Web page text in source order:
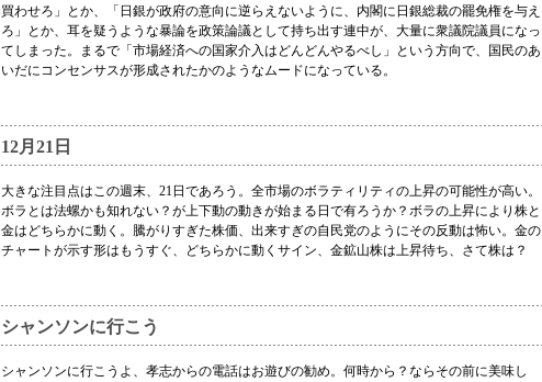
買わせろ」とか、「日銀が政府の意向に逆らえないように、内閣に日銀総裁の罷免権を与え
ろ」とか、耳を疑うような暴論を政策論議として持ち出す連中が、大量に衆議院議員になっ
てしまった。まるで「市場経済への国家介入はどんどんやるべし」という方向で、国民のあ
いだにコンセンサスが形成されたかのようなムードになっている。
12月21日
大きな注目点はこの週末、21日であろう。全市場のボラティリティの上昇の可能性が高い。
ボラとは法螺かも知れない？が上下動の動きが始まる日で有ろうか？ボラの上昇により株と
金はどちらかに動く。騰がりすぎた株価、出来すぎの自民党のようにその反動は怖い。金の
チャートが示す形はもうすぐ、どちらかに動くサイン、金鉱山株は上昇待ち、さて株は？
シャンソンに行こう
シャンソンに行こうよ、孝志からの電話はお遊びの勧め。何時から？ならその前に美味し